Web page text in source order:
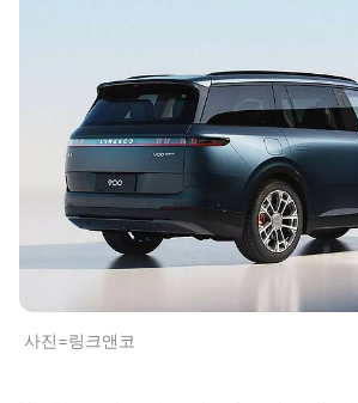
사진=링크앤코